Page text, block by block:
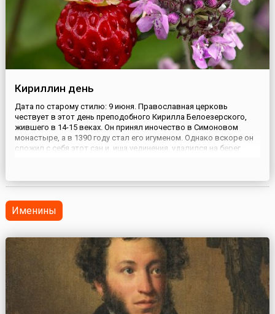
Кириллин день
Дата по старому стилю: 9 июня. Православная церковь
чествует в этот день преподобного Кирилла Белоезерского,
жившего в 14-15 веках. Он принял иночество в Симоновом
монастыре, а в 1390 году стал его игуменом. Однако вскоре он
сложил с себя этот сан и, ища уединения, удалился на берег
стекат...
Именины